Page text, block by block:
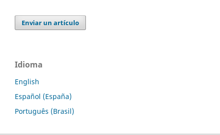
Enviar un artículo
Idioma
English
Español (España)
Português (Brasil)